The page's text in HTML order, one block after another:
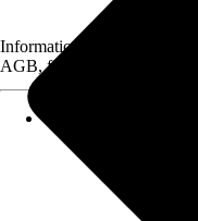
Informationen des
AGB, finden Sie bei Klick